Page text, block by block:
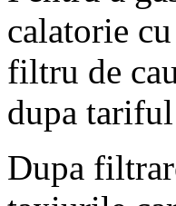
calatorie
filtru de
dupa tariful
Dupa